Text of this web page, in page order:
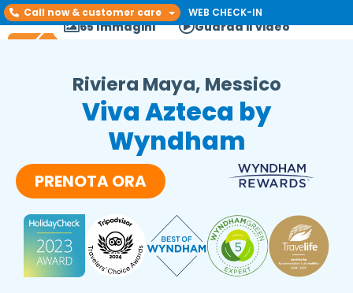
Call now & customer care WEB CHECK-IN
65 Immagini Guarda il video
Riviera Maya, Messico
Viva Azteca by
Wyndham
PRENOTA ORA